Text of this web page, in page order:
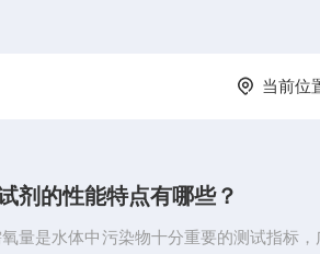
当前位
剂的性能特点有哪些？
量是水体中污染物十分重要的测试指标